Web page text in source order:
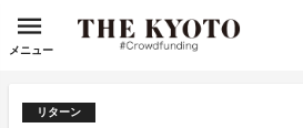
メニュー
リターン